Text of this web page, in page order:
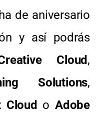
de aniversario
y así podrás
Cloud,
Solutions,
Cloud o Adobe